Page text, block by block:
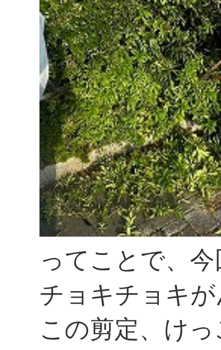
ってことで、
チョキチョキ
この剪定、け